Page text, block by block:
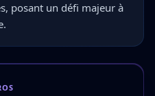
posant un défi majeur à